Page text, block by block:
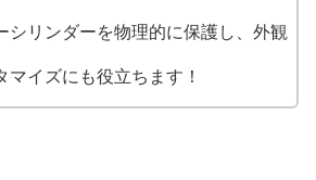
シリンダーを物理的に保護し、外観
マイズにも役立ちます！